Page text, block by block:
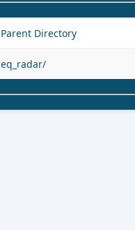
Parent Directory
eq_radar/